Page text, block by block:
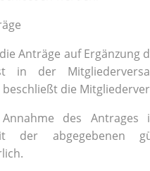
Anträge auf Ergänzung
in der
die
des Antrages
der abgegebenen